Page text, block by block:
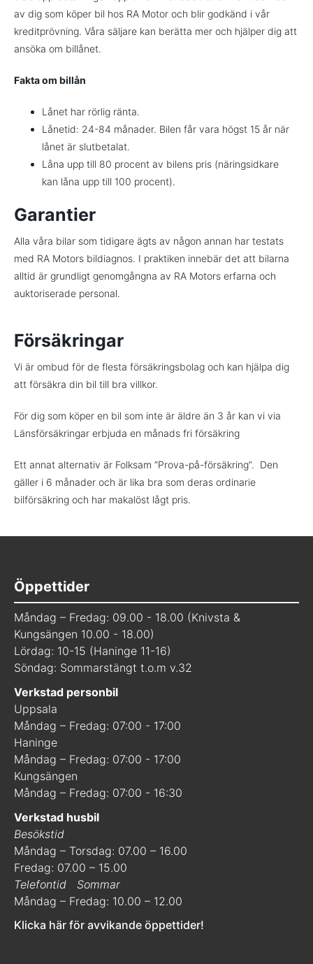
av dig som köper bil hos RA Motor och blir godkänd i vår
kreditprövning. Våra säljare kan berätta mer och hjälper dig att
ansöka om billånet.
Fakta om billån
Lånet har rörlig ränta.
Lånetid: 24-84 månader. Bilen får vara högst 15 år när
lånet är slutbetalat.
Låna upp till 80 procent av bilens pris (näringsidkare
kan låna upp till 100 procent).
Garantier
Alla våra bilar som tidigare ägts av någon annan har testats
med RA Motors bildiagnos. I praktiken innebär det att bilarna
alltid är grundligt genomgångna av RA Motors erfarna och
auktoriserade personal.
Försäkringar
Vi är ombud för de flesta försäkringsbolag och kan hjälpa dig
att försäkra din bil till bra villkor.
För dig som köper en bil som inte är äldre än 3 år kan vi via
Länsförsäkringar erbjuda en månads fri försäkring
Ett annat alternativ är Folksam “Prova-på-försäkring”. Den
gäller i 6 månader och är lika bra som deras ordinarie
bilförsäkring och har makalöst lågt pris.
Öppettider
Måndag – Fredag: 09.00 - 18.00 (Knivsta &
Kungsängen 10.00 - 18.00)
Lördag: 10-15 (Haninge 11-16)
Söndag: Sommarstängt t.o.m v.32
Verkstad personbil
Uppsala
Måndag – Fredag: 07:00 - 17:00
Haninge
Måndag – Fredag: 07:00 - 17:00
Kungsängen
Måndag – Fredag: 07:00 - 16:30
Verkstad husbil
Besökstid
Måndag – Torsdag: 07.00 – 16.00
Fredag: 07.00 – 15.00
Telefontid
Sommar
Måndag – Fredag: 10.00 – 12.00
Klicka här för avvikande öppettider!